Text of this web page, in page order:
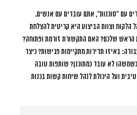
עם “סוכנות”, אתם עובדים עם אנשים.
הלקוח וצוות הביצוע היא קריטית להצלחת
הראש שלכם? האם התקשורת זורמת ופתוחה?
באיזו תדירות מתקיימות פגישות? כיצד
לא עובד כמתוכנן? שותפות טובה
ועל היכולת לנהל שיחות קשות בכנות